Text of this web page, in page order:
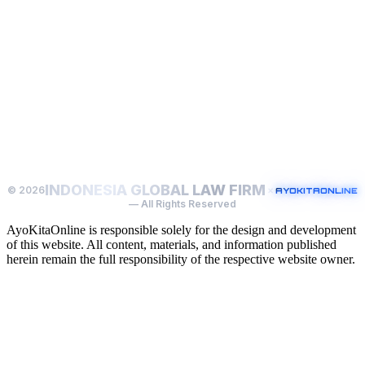
© 2026INDONESIA GLOBAL LAW FIRM × AYOKITAONLINE
— All Rights Reserved
AyoKitaOnline is responsible solely for the design and development
of this website. All content, materials, and information published
herein remain the full responsibility of the respective website owner.